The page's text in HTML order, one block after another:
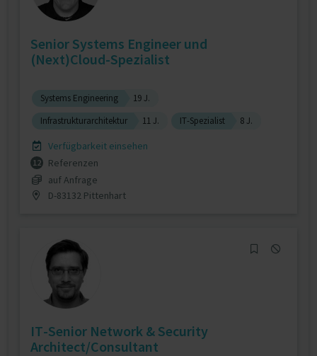
Senior Systems Engineer und
(Next)Cloud-Spezialist
Systems Engineering
19 J.
Infrastrukturarchitektur
11 J. IT-Spezialist 8 J.
Verfügbarkeit einsehen
12
Referenzen
auf Anfrage
D-83132 Pittenhart
IT-Senior Network & Security
Architect/Consultant